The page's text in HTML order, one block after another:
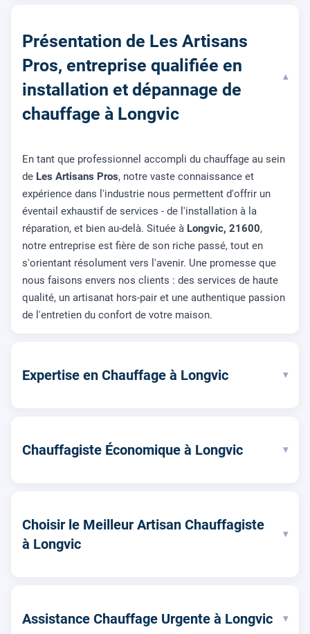
Présentation de Les Artisans
Pros, entreprise qualifiée en
installation et dépannage de
chauffage à Longvic
▾
En tant que professionnel accompli du chauffage au sein
de Les Artisans Pros, notre vaste connaissance et
expérience dans l'industrie nous permettent d'offrir un
éventail exhaustif de services - de l'installation à la
réparation, et bien au-delà. Située à Longvic, 21600,
notre entreprise est fière de son riche passé, tout en
s'orientant résolument vers l'avenir. Une promesse que
nous faisons envers nos clients : des services de haute
qualité, un artisanat hors-pair et une authentique passion
de l'entretien du confort de votre maison.
Expertise en Chauffage à Longvic ▾
Chauffagiste Économique à Longvic ▾
Choisir le Meilleur Artisan Chauffagiste
à Longvic
▾
Assistance Chauffage Urgente à Longvic ▾